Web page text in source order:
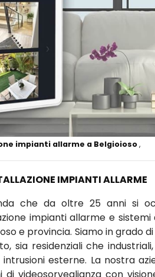
impianti allarme a Belgioioso,
IMPIANTI ALLARME
che da oltre 25 anni si
impianti allarme e sistemi
e provincia. Siamo in grado
sia residenziali che
esterne. La nostra